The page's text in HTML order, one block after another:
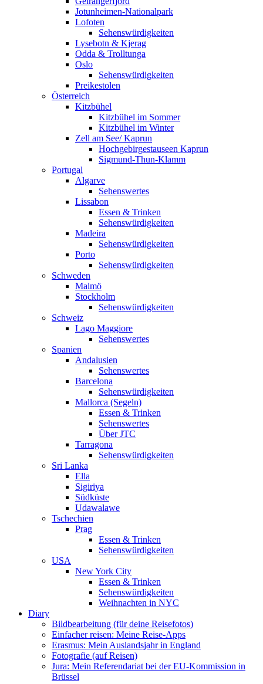
Jotunheimen-Nationalpark
Lofoten
Sehenswürdigkeiten
Lysebotn & Kjerag
Odda & Trolltunga
Oslo
Sehenswürdigkeiten
Preikestolen
Österreich
Kitzbühel
Kitzbühel im Sommer
Kitzbühel im Winter
Zell am See/ Kaprun
Hochgebirgestauseen Kaprun
Sigmund-Thun-Klamm
Portugal
Algarve
Sehenswertes
Lissabon
Essen & Trinken
Sehenswürdigkeiten
Madeira
Sehenswürdigkeiten
Porto
Sehenswürdigkeiten
Schweden
Malmö
Stockholm
Sehenswürdigkeiten
Schweiz
Lago Maggiore
Sehenswertes
Spanien
Andalusien
Sehenswertes
Barcelona
Sehenswürdigkeiten
Mallorca (Segeln)
Essen & Trinken
Sehenswertes
Über JTC
Tarragona
Sehenswürdigkeiten
Sri Lanka
Ella
Sigiriya
Südküste
Udawalawe
Tschechien
Prag
Essen & Trinken
Sehenswürdigkeiten
USA
New York City
Essen & Trinken
Sehenswürdigkeiten
Weihnachten in NYC
Diary
Bildbearbeitung (für deine Reisefotos)
Einfacher reisen: Meine Reise-Apps
Erasmus: Mein Auslandsjahr in England
Fotografie (auf Reisen)
Jura: Mein Referendariat bei der EU-Kommission in
Brüssel